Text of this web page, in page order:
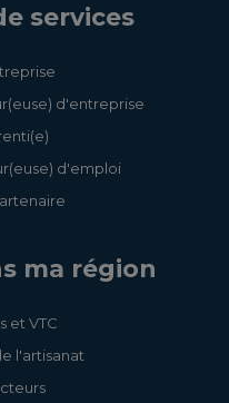
services
d'entreprise
d'emploi
ma région
et VTC
l'artisanat